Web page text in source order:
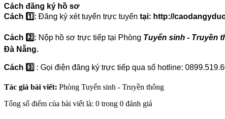
Cách đăng ký hồ sơ
Cách 1️⃣ : Đăng ký xét tuyển trực tuyến tại: http://
Cách 2️⃣ : Nộp hồ sơ trực tiếp tại Phòng Tuyển sinh - Truyền
Đà Nẵng.
Cách 3️⃣ : Gọi điện đăng ký trực tiếp qua số hotline:
Tác giả bài viết: Phòng Tuyển sinh - Truyền thông
Tổng số điểm của bài viết là: 0 trong 0 đánh giá